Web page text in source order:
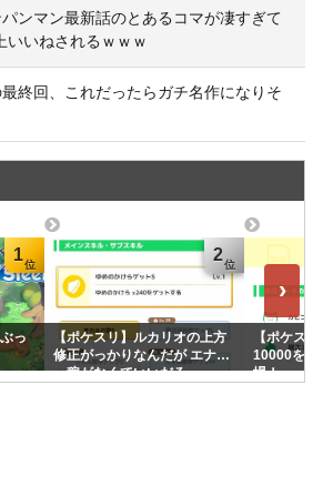
パンマン最新話のとあるコマが凄すぎて
いいねされるｗｗｗ
最終回、これだったらガチ名作になりそ
1
っ
2
【ポケスリ】ルカリオの上方
修正がっかりなんだが エナジ
ー稼がなくていいだろ
【ポケス
10000を超
場！
›